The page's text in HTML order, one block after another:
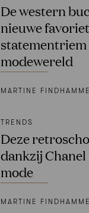
De western
nieuwe
statementriem
modewereld
MARTINE
TRENDS
Deze
dankzij
mode
MARTINE